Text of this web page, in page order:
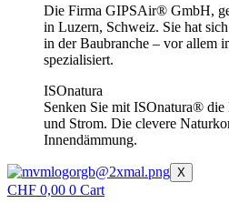
Die Firma GIPSAir® GmbH,
in Luzern, Schweiz. Sie hat
in der Baubranche – vor allem
spezialisiert.
ISOnatura
Senken Sie mit ISOnatura®
und Strom. Die clevere
Innendämmung.
X
CHF 0,00 0 Cart